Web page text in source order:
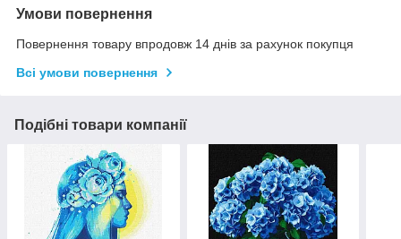
Умови повернення
Повернення товару впродовж 14 днів за рахунок покупця
Всі умови повернення
Подібні товари компанії